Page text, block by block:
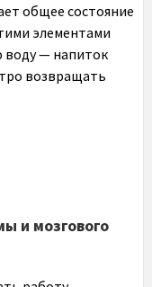
общее состояние
элементами
воду — напиток
возвращать
и мозгового